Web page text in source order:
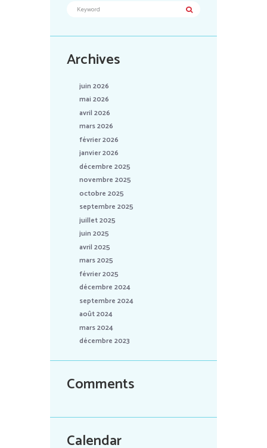
Archives
juin 2026
mai 2026
avril 2026
mars 2026
février 2026
janvier 2026
décembre 2025
novembre 2025
octobre 2025
septembre 2025
juillet 2025
juin 2025
avril 2025
mars 2025
février 2025
décembre 2024
septembre 2024
août 2024
mars 2024
décembre 2023
Comments
Calendar